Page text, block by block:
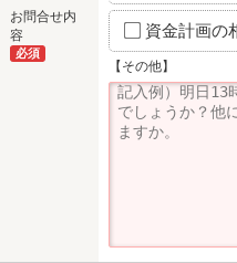
お問合せ内
容
必須
資金計画の
【その他】